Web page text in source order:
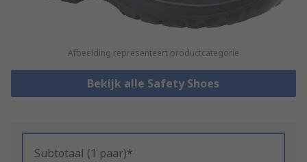
Afbeelding representeert productcategorie
Bekijk alle Safety Shoes
Subtotaal (1 paar)*